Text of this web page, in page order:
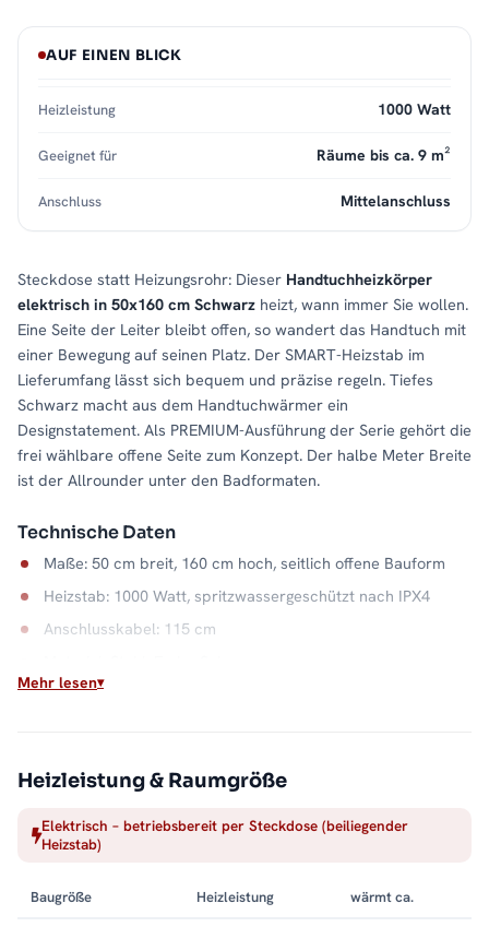
Steckdose statt Heizungsrohr: Dieser Handtuchheizkörper
elektrisch in 50x160 cm Schwarz heizt, wann immer Sie wollen.
Eine Seite der Leiter bleibt offen, so wandert das Handtuch mit
einer Bewegung auf seinen Platz. Der SMART-Heizstab im
Lieferumfang lässt sich bequem und präzise regeln. Tiefes
Schwarz macht aus dem Handtuchwärmer ein
Designstatement. Als PREMIUM-Ausführung der Serie gehört die
frei wählbare offene Seite zum Konzept. Der halbe Meter Breite
ist der Allrounder unter den Badformaten.
Technische Daten
Maße: 50 cm breit, 160 cm hoch, seitlich offene Bauform
Heizstab: 1000 Watt, spritzwassergeschützt nach IPX4
Anschlusskabel: 115 cm
Wasserkapazität: 7,9 Liter
Einschalten, aufheizen, Handtuch auflegen: Der elektrische
offene Seite hält dabei jeden Handgriff kurz, und der
Stahlkorpus in Schwarz bleibt ein ruhiger Blickfang. Alle
Handtuchheizkörper elektrisch.
AUF EINEN BLICK
Heizleistung 1000 Watt
Geeignet für Räume bis ca. 9 m²
Anschluss Mittelanschluss
Mehr lesen
Heizleistung & Raumgröße
Elektrisch – betriebsbereit per Steckdose (beiliegender
Heizstab)
Baugröße Heizleistung wärmt ca.